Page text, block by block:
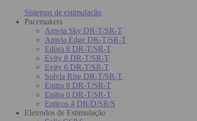
Sistemas de estimulação
Pacemakers
Amvia Sky DR-T/SR-T
Amvia Edge DR-T/SR-T
Edora 8 DR-T/SR-T
Evity 8 DR-T/SR-T
Evity 6 DR-T/SR-T
Solvia Rise DR-T/SR-T
Enitra 8 DR-T/SR-T
Enitra 6 DR-T/SR-T
Enticos 4 DR/D/SR/S
Eletrodos de Estimulação